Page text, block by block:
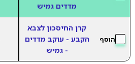
מדדים גמיש
הוסף
קרן החיסכון לצבא
הקבע - עוקב מדדים
- גמיש